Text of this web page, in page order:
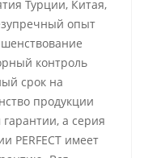
Турции, Китая,
опыт
контроль
срок на
продукции
а серия
PERFECT имеет